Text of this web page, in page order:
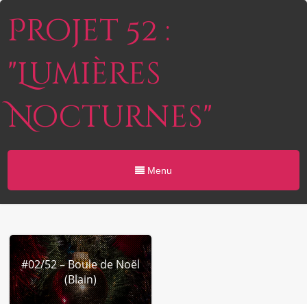
Projet 52 :
"Lumières
Nocturnes"
Menu
#02/52 – Boule de Noël
(Blain)